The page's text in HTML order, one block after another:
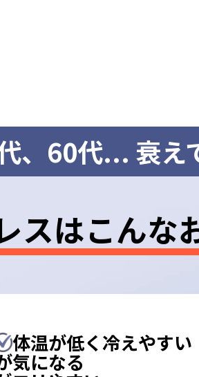
、60代... 衰え
スはこんな
体温が低く冷えやすい
気になる